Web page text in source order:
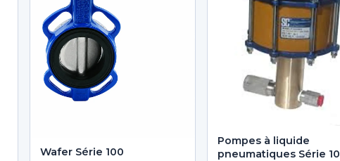
Wafer Série 100
Pompes à liquide
pneumatiques Série 10